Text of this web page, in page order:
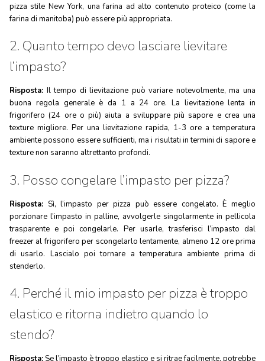
pizza stile New York, una farina ad alto contenuto proteico (come la
farina di manitoba) può essere più appropriata.
2. Quanto tempo devo lasciare lievitare
l’impasto?
Risposta: Il tempo di lievitazione può variare notevolmente, ma una
buona regola generale è da 1 a 24 ore. La lievitazione lenta in
frigorifero (24 ore o più) aiuta a sviluppare più sapore e crea una
texture migliore. Per una lievitazione rapida, 1-3 ore a temperatura
ambiente possono essere sufficienti, ma i risultati in termini di sapore e
texture non saranno altrettanto profondi.
3. Posso congelare l’impasto per pizza?
Risposta: Sì, l’impasto per pizza può essere congelato. È meglio
porzionare l’impasto in palline, avvolgerle singolarmente in pellicola
trasparente e poi congelarle. Per usarle, trasferisci l’impasto dal
freezer al frigorifero per scongelarlo lentamente, almeno 12 ore prima
di usarlo. Lascialo poi tornare a temperatura ambiente prima di
stenderlo.
4. Perché il mio impasto per pizza è troppo
elastico e ritorna indietro quando lo
stendo?
Risposta: Se l’impasto è troppo elastico e si ritrae facilmente, potrebbe